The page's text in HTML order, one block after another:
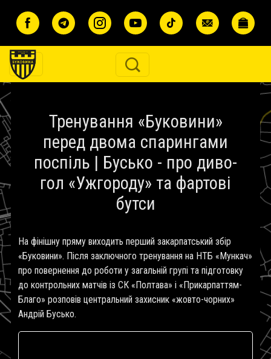
Тренування «Буковини»
перед двома спарингами
поспіль | Бусько - про диво-
гол «Ужгороду» та фартові
бутси
На фінішну пряму виходить перший закарпатський збір
«Буковини». Після заключного тренування на НТБ «Мункач»
про повернення до роботи у загальній групі та підготовку
до контрольних матчів із СК «Полтава» і «Прикарпаттям-
Благо» розповів центральний захисник «жовто-чорних»
Андрій Бусько.